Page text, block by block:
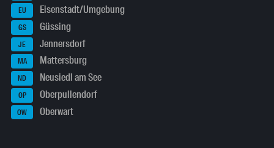
EU Eisenstadt/Umgebung
GS Güssing
JE Jennersdorf
MA Mattersburg
ND Neusiedl am See
OP Oberpullendorf
OW Oberwart